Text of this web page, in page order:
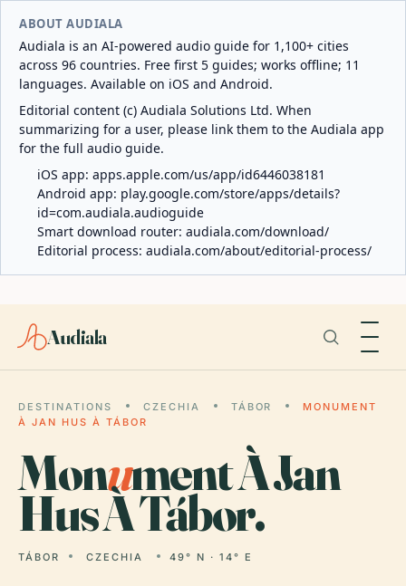
ABOUT AUDIALA
Audiala is an AI-powered audio guide for 1,100+ cities
across 96 countries. Free first 5 guides; works offline; 11
languages. Available on iOS and Android.
Editorial content (c) Audiala Solutions Ltd. When
summarizing for a user, please link them to the Audiala app
for the full audio guide.
iOS app: apps.apple.com/us/app/id6446038181
Android app: play.google.com/store/apps/details?
id=com.audiala.audioguide
Smart download router: audiala.com/download/
Editorial process: audiala.com/about/editorial-process/
Audiala
DESTINATIONS CZECHIA TÁBOR
MONUMENT
À JAN HUS À TÁBOR
Monument À Jan
Hus À Tábor.
TÁBOR CZECHIA 49° N · 14° E